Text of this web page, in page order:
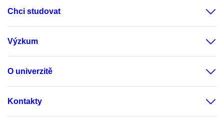
Chci studovat
Výzkum
O univerzitě
Kontakty